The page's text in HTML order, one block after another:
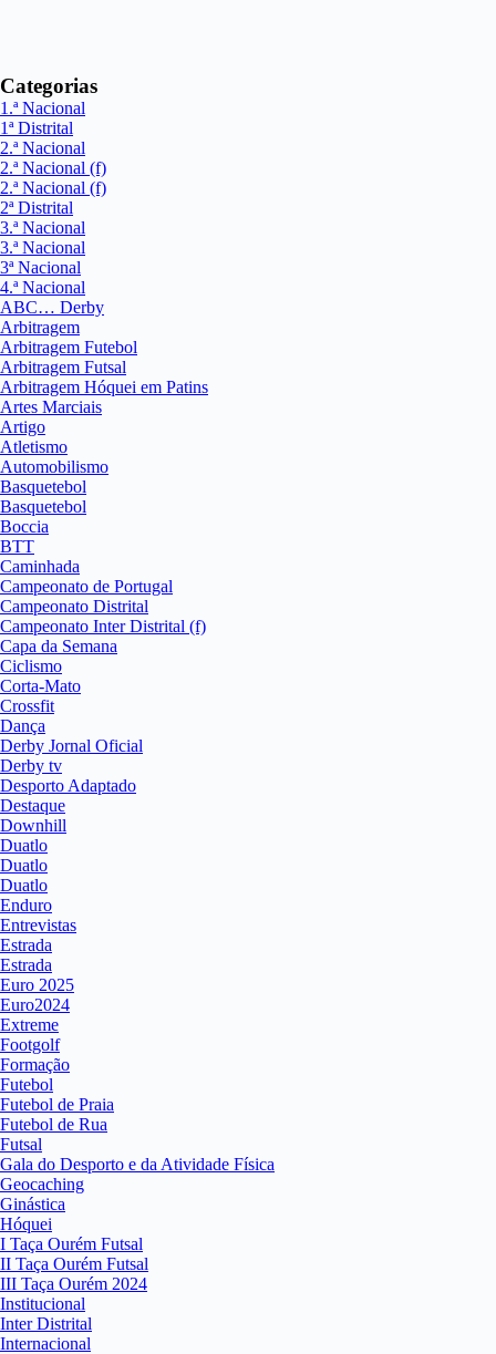
Categorias
1.ª Nacional
1ª Distrital
2.ª Nacional
2.ª Nacional (f)
2.ª Nacional (f)
2ª Distrital
3.ª Nacional
3.ª Nacional
3ª Nacional
4.ª Nacional
ABC… Derby
Arbitragem
Arbitragem Futebol
Arbitragem Futsal
Arbitragem Hóquei em Patins
Artes Marciais
Artigo
Atletismo
Automobilismo
Basquetebol
Basquetebol
Boccia
BTT
Caminhada
Campeonato de Portugal
Campeonato Distrital
Campeonato Inter Distrital (f)
Capa da Semana
Ciclismo
Corta-Mato
Crossfit
Dança
Derby Jornal Oficial
Derby tv
Desporto Adaptado
Destaque
Downhill
Duatlo
Duatlo
Duatlo
Enduro
Entrevistas
Estrada
Estrada
Euro 2025
Euro2024
Extreme
Footgolf
Formação
Futebol
Futebol de Praia
Futebol de Rua
Futsal
Gala do Desporto e da Atividade Física
Geocaching
Ginástica
Hóquei
I Taça Ourém Futsal
II Taça Ourém Futsal
III Taça Ourém 2024
Institucional
Inter Distrital
Internacional